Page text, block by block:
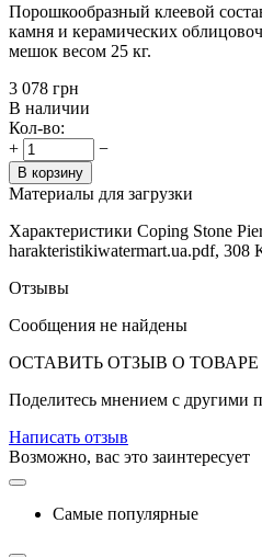
Порошкообразный клеевой
камня и керамических
мешок весом 25 кг.
‍3 078‍ грн
В наличии
Кол-во:
+
−
В корзину
Материалы для загрузки
Характеристики Coping Stone
harakteristikiwatermart.ua.pdf, 308
Отзывы
Сообщения не найдены
ОСТАВИТЬ ОТЗЫВ О ТОВАРЕ
Поделитесь мнением с другими
Написать отзыв
Возможно, вас это заинтересует
Самые популярные